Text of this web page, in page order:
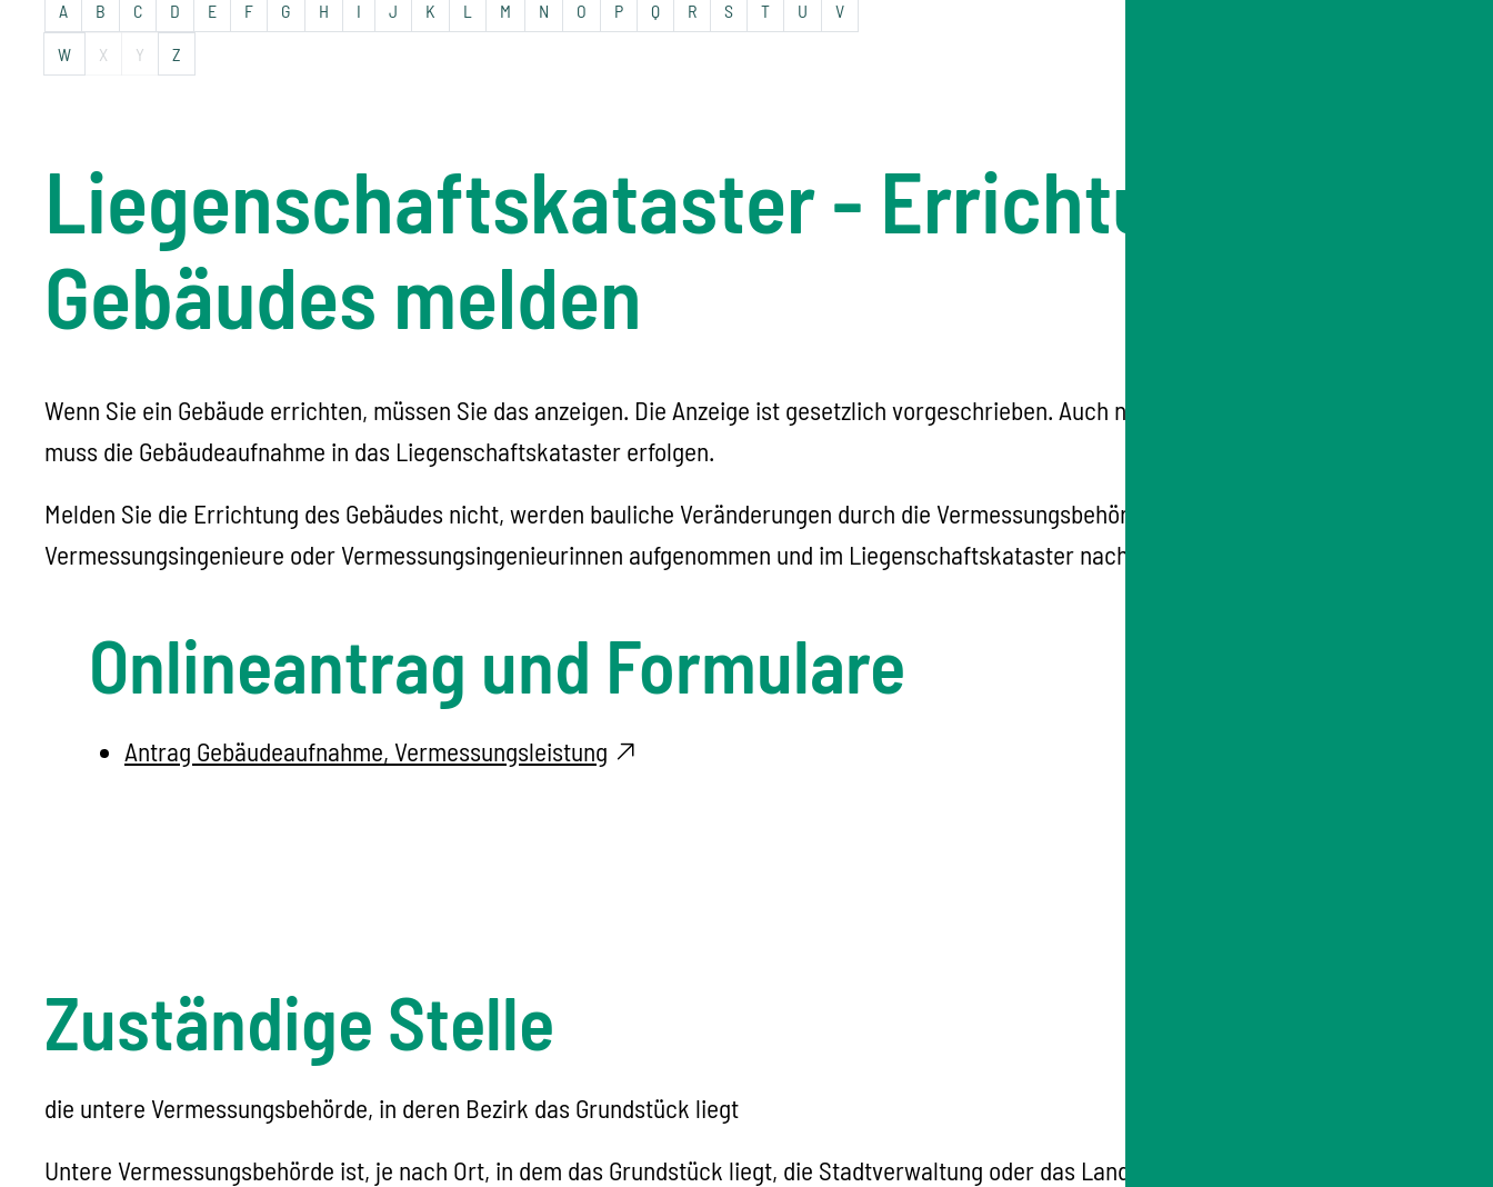
A B C D E F G H I J K L M N O P Q R S T U V
W X Y Z
Liegenschaftskataster - Errichtung eines
Gebäudes melden
Wenn Sie ein Gebäude errichten, müssen Sie das anzeigen. Die Anzeige ist gesetzlich vorgeschrieben. Auch nach jedem Neu- oder Anbau
muss die Gebäudeaufnahme in das Liegenschaftskataster erfolgen.
Melden Sie die Errichtung des Gebäudes nicht, werden bauliche Veränderungen durch die Vermessungsbehörden oder Öffentlich bestellte
Vermessungsingenieure oder Vermessungsingenieurinnen aufgenommen und im Liegenschaftskataster nachgewiesen.
Onlineantrag und Formulare
Antrag Gebäudeaufnahme, Vermessungsleistung
Zuständige Stelle
die untere Vermessungsbehörde, in deren Bezirk das Grundstück liegt
Untere Vermessungsbehörde ist, je nach Ort, in dem das Grundstück liegt, die Stadtverwaltung oder das Landratsamt.